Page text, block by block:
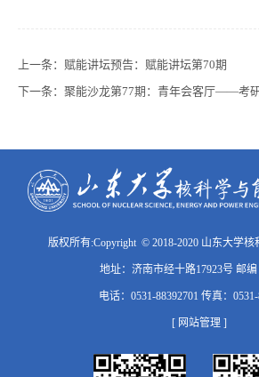
上一条： 赋能讲坛预告：赋能讲坛第70期
下一条： 聚能沙龙第77期：青年会客厅——考
版权所有:Copyright © 2018-2020 山东大学
地址：济南市经十路17923号 邮编
电话：0531-88392701 传真：0531-
[ 网站管理 ]